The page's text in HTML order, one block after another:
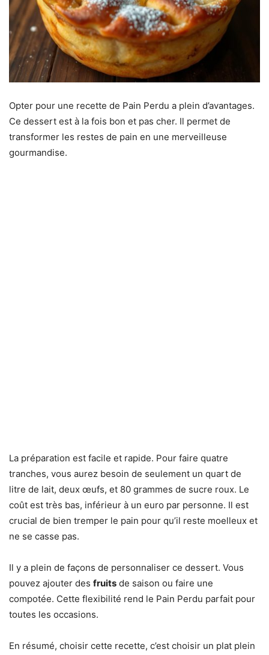
Opter pour une recette de Pain Perdu a plein d’avantages.
Ce dessert est à la fois bon et pas cher. Il permet de
transformer les restes de pain en une merveilleuse
gourmandise.
La préparation est facile et rapide. Pour faire quatre
tranches, vous aurez besoin de seulement un quart de
litre de lait, deux œufs, et 80 grammes de sucre roux. Le
coût est très bas, inférieur à un euro par personne. Il est
crucial de bien tremper le pain pour qu’il reste moelleux et
ne se casse pas.
Il y a plein de façons de personnaliser ce dessert. Vous
pouvez ajouter des fruits de saison ou faire une
compotée. Cette flexibilité rend le Pain Perdu parfait pour
toutes les occasions.
En résumé, choisir cette recette, c’est choisir un plat plein